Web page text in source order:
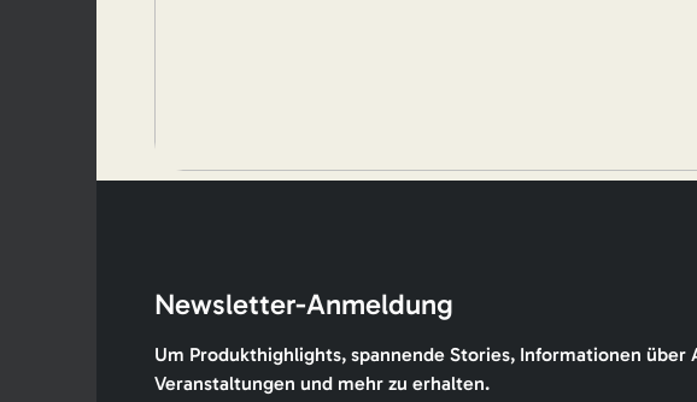
Newsletter-Anmeldung
Um Produkthighlights, spannende Stories, Informationen über
Veranstaltungen und mehr zu erhalten.